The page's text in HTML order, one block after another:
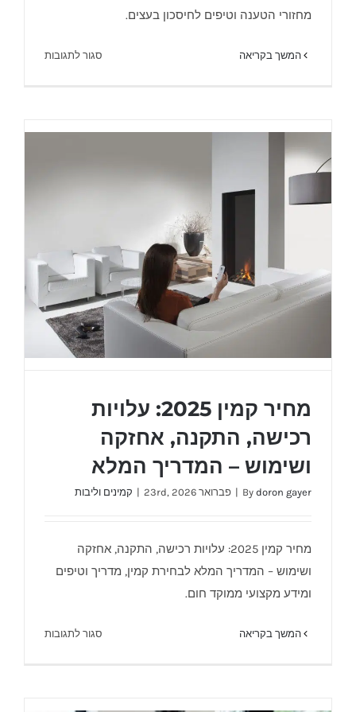
מחזורי הטענה וטיפים לחיסכון בעצים.
המשך בקריאה סגור לתגובותעל
הוראות
מחיר קמין 2025: עלויות
רכישה, התקנה, אחזקה
ושימוש – המדריך המלא
By doron gayer
| פברואר 23rd, 2026 | קמינים וליבות
מחיר קמין 2025: עלויות רכישה, התקנה, אחזקה
ושימוש – המדריך המלא לבחירת קמין, מדריך וטיפים
ומידע מקצועי ממוקד חום.
המשך בקריאה סגור לתגובותעל